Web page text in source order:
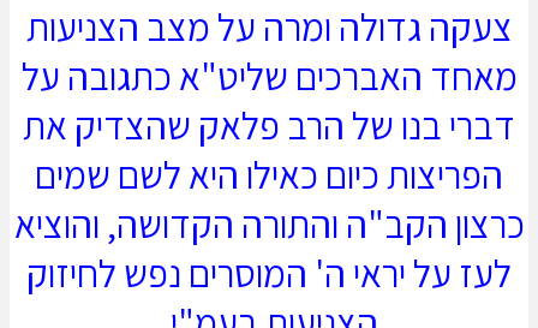
צעקה גדולה ומרה על מצב הצניעות
מאחד האברכים שליט"א כתגובה על
דברי בנו של הרב פלאק שהצדיק את
הפריצות כיום כאילו היא לשם שמים
כרצון הקב"ה והתורה הקדושה, והוציא
לעז על יראי ה' המוסרים נפש לחיזוק